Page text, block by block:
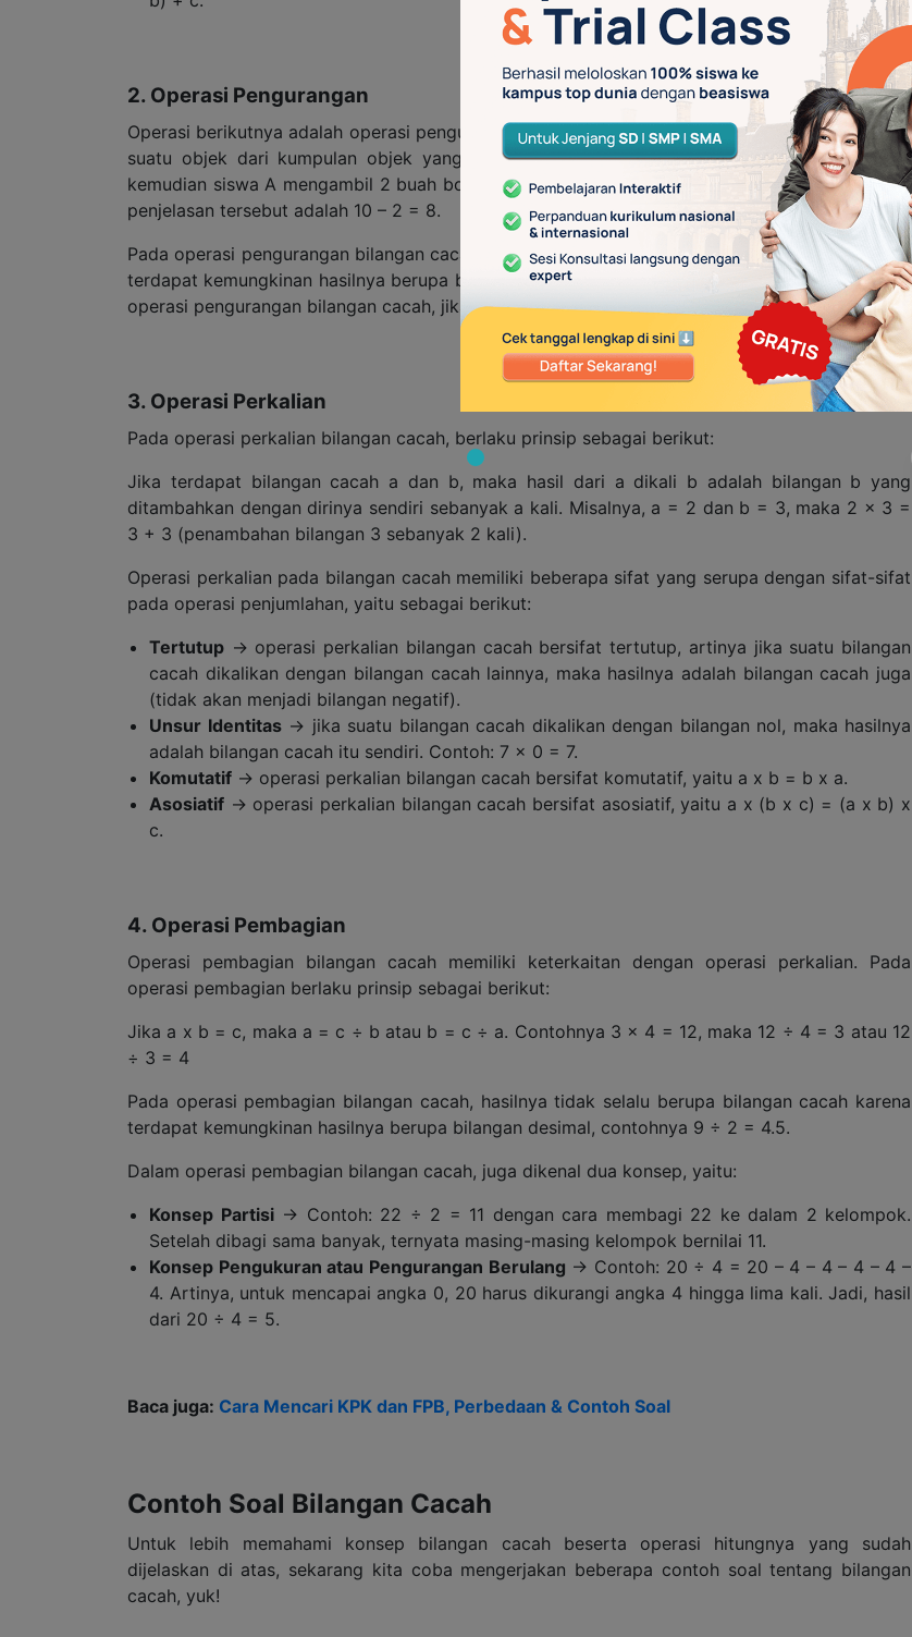
2. Operasi Pengurangan
Operasi berikutnya adalah operasi pengurangan yang dapat digambarkan seperti pengambilan
suatu objek dari kumpulan objek yang ada. Misalnya, terdapat kotak berisi 10 buah bola,
kemudian siswa A mengambil 2 buah bola dari kotak tersebut. Maka, kalimat matematika dari
penjelasan tersebut adalah 10 – 2 = 8.
Pada operasi pengurangan bilangan cacah, hasilnya tidak selalu berupa bilangan cacah karena
terdapat kemungkinan hasilnya berupa bilangan negatif, contohnya 2 – 8 = -6. Selain itu, pada
operasi pengurangan bilangan cacah, jika a – b = c, maka b + c = a.
3. Operasi Perkalian
Pada operasi perkalian bilangan cacah, berlaku prinsip sebagai berikut:
Jika terdapat bilangan cacah a dan b, maka hasil dari a dikali b adalah bilangan b yang
ditambahkan dengan dirinya sendiri sebanyak a kali. Misalnya, a = 2 dan b = 3, maka 2 x 3 =
3 + 3 (penambahan bilangan 3 sebanyak 2 kali).
Operasi perkalian pada bilangan cacah memiliki beberapa sifat yang serupa dengan sifat-sifat
pada operasi penjumlahan, yaitu sebagai berikut:
Tertutup → operasi perkalian bilangan cacah bersifat tertutup, artinya jika suatu bilangan
cacah dikalikan dengan bilangan cacah lainnya, maka hasilnya adalah bilangan cacah juga
(tidak akan menjadi bilangan negatif).
Unsur Identitas → jika suatu bilangan cacah dikalikan dengan bilangan nol, maka hasilnya
adalah bilangan cacah itu sendiri. Contoh: 7 x 0 = 7.
Komutatif → operasi perkalian bilangan cacah bersifat komutatif, yaitu a x b = b x a.
Asosiatif → operasi perkalian bilangan cacah bersifat asosiatif, yaitu a x (b x c) = (a x b) x
c.
4. Operasi Pembagian
Operasi pembagian bilangan cacah memiliki keterkaitan dengan operasi perkalian. Pada
operasi pembagian berlaku prinsip sebagai berikut:
Jika a x b = c, maka a = c ÷ b atau b = c ÷ a. Contohnya 3 x 4 = 12, maka 12 ÷ 4 = 3 atau 12
÷ 3 = 4
Pada operasi pembagian bilangan cacah, hasilnya tidak selalu berupa bilangan cacah karena
terdapat kemungkinan hasilnya berupa bilangan desimal, contohnya 9 ÷ 2 = 4.5.
Dalam operasi pembagian bilangan cacah, juga dikenal dua konsep, yaitu:
Konsep Partisi→ Contoh: 22 ÷ 2 = 11 dengan cara membagi 22 ke dalam 2 kelompok.
Setelah dibagi sama banyak, ternyata masing-masing kelompok bernilai 11.
Konsep Pengukuran atau Pengurangan Berulang → Contoh: 20 ÷ 4 = 20 – 4 – 4 – 4 – 4 –
4. Artinya, untuk mencapai angka 0, 20 harus dikurangi angka 4 hingga lima kali. Jadi, hasil
dari 20 ÷ 4 = 5.
Baca juga: Cara Mencari KPK dan FPB, Perbedaan & Contoh Soal
Contoh Soal Bilangan Cacah
Untuk lebih memahami konsep bilangan cacah beserta operasi hitungnya yang sudah
dijelaskan di atas, sekarang kita coba mengerjakan beberapa contoh soal tentang bilangan
cacah, yuk!